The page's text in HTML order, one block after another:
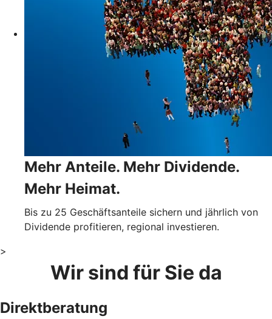
Mehr Anteile. Mehr Dividende.
Mehr Heimat.
Bis zu 25 Geschäftsanteile sichern und jährlich von
Dividende profitieren, regional investieren.
>
Wir sind für Sie da
Direktberatung